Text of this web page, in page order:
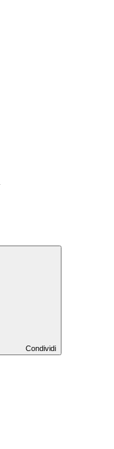
Condividi